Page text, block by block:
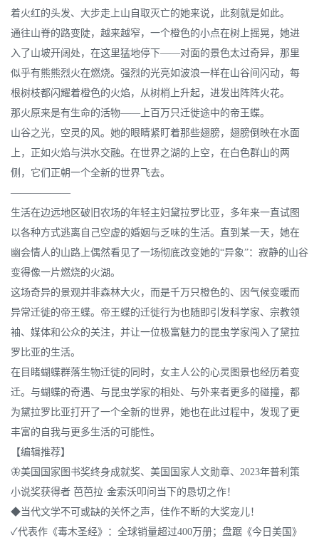
着火红的头发、大步走上山自取灭亡的她来说，此刻就是如此。
通往山脊的路变陡，越来越窄，一个橙色的小点在树上摇晃，她进
入了山坡开阔处，在这里猛地停下——对面的景色太过奇异，那里
似乎有熊熊烈火在燃烧。强烈的光亮如波浪一样在山谷间闪动，每
根树枝都闪耀着橙色的火焰，从树梢上升起，进发出阵阵火花。
那火原来是有生命的活物——上百万只迁徙途中的帝王蝶。
山谷之光，空灵的风。她的眼睛紧盯着那些翅膀，翅膀倒映在水面
上，正如火焰与洪水交融。在世界之湖的上空，在白色群山的两
侧，它们正朝一个全新的世界飞去。
——————
生活在边远地区破旧农场的年轻主妇黛拉罗比亚，多年来一直试图
以各种方式逃离自己空虚的婚姻与乏味的生活。直到某一天，她在
幽会情人的山路上偶然看见了一场彻底改变她的“异象”：寂静的山谷
变得像一片燃烧的火湖。
这场奇异的景观并非森林大火，而是千万只橙色的、因气候变暖而
异常迁徙的帝王蝶。帝王蝶的迁徙行为也随即引发科学家、宗教领
袖、媒体和公众的关注，并让一位极富魅力的昆虫学家闯入了黛拉
罗比亚的生活。
在目睹蝴蝶群落生物迁徙的同时，女主人公的心灵图景也经历着变
迁。与蝴蝶的奇遇、与昆虫学家的相处、与外来者更多的碰撞，都
为黛拉罗比亚打开了一个全新的世界，她也在此过程中，发现了更
丰富的自我与更多生活的可能性。
【编辑推荐】
🦋美国国家图书奖终身成就奖、美国国家人文勋章、2023年普利策
小说奖获得者 芭芭拉·金索沃叩问当下的恳切之作！
◆当代文学不可或缺的关怀之声，佳作不断的大奖宠儿！
✓代表作《毒木圣经》：全球销量超过400万册；盘踞《今日美国》